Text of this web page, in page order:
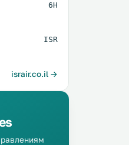
6H
ISR
israir.co.il →